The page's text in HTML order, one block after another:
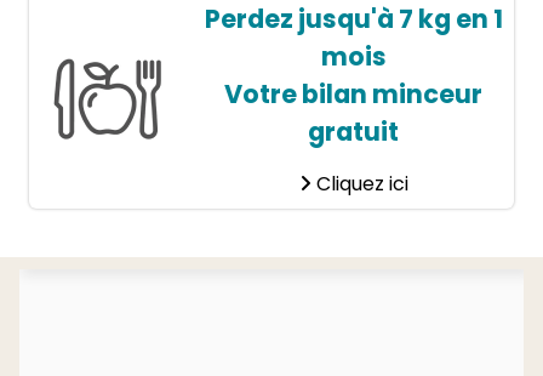
Perdez jusqu'à 7 kg en 1
mois
Votre bilan minceur
gratuit
Cliquez ici